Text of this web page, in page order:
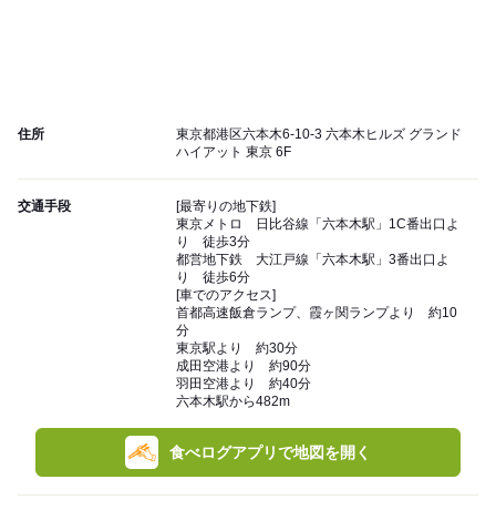
住所
東京都港区六本木6-10-3 六本木ヒルズ グランド
ハイアット 東京 6F
交通手段
[最寄りの地下鉄]
東京メトロ 日比谷線「六本木駅」1C番出口よ
り 徒歩3分
都営地下鉄 大江戸線「六本木駅」3番出口よ
り 徒歩6分
[車でのアクセス]
首都高速飯倉ランプ、霞ヶ関ランプより 約10
分
東京駅より 約30分
成田空港より 約90分
羽田空港より 約40分
六本木駅から482m
食べログアプリで地図を開く